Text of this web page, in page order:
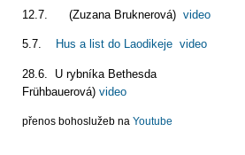
12.7. (Zuzana Bruknerová) video
5.7. Hus a list do Laodikeje video
28.6. U rybníka
Frühbauerová) video
přenos bohoslužeb na Youtube